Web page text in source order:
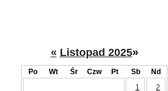
« Listopad 2025»
Po Wt Śr Czw Pt Sb
Nd
1
2